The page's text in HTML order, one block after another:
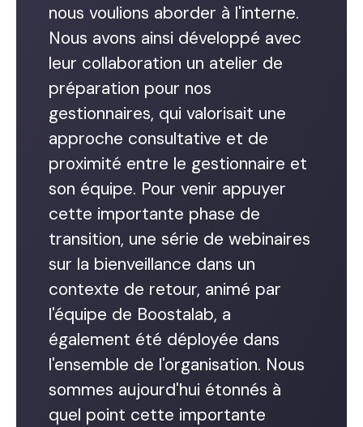
nous voulions aborder à l'interne.
Nous avons ainsi développé avec
leur collaboration un atelier de
préparation pour nos
gestionnaires, qui valorisait une
approche consultative et de
proximité entre le gestionnaire et
son équipe. Pour venir appuyer
cette importante phase de
transition, une série de webinaires
sur la bienveillance dans un
contexte de retour, animé par
l'équipe de Boostalab, a
également été déployée dans
l'ensemble de l'organisation. Nous
sommes aujourd'hui étonnés à
quel point cette importante